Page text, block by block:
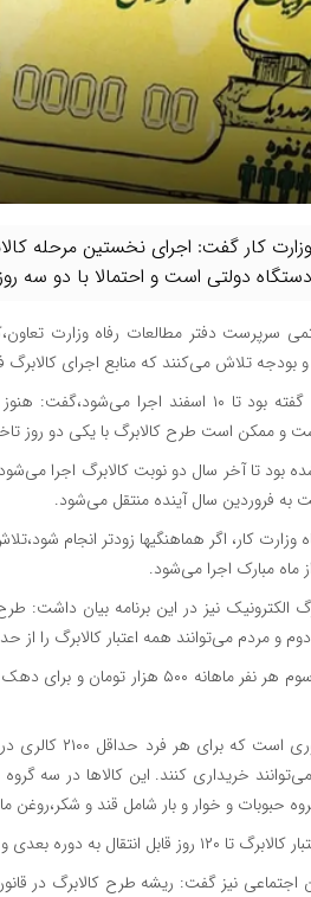
کار گفت: اجرای نخستین مرحله
دولتی است و احتمالا با دو سه
دفتر مطالعات رفاه وزارت
بودجه تلاش می‌کنند که منابع اجرای کالابرگ
وی در مورد این که قبلا وزیر رفاه گفته بود تا
و ممکن است طرح کالابرگ با یکی دو روز
بود تا آخر سال دو نوبت کالابرگ اجرا
به فروردین سال آینده منتقل می‌شود.
کار،‌ اگر هماهنگیها زودتر انجام
ماه مبارک اجرا می‌شود.
نیز در این برنامه بیان داشت: طرح
می‌توانند همه اعتبار کالابرگ را از حداقل ۳ قلم کالا خریداری
به گفته
۳ قلم کالا را می‌توانند خریداری کنند. این
و خوار و بار شامل قند و شکر،‌روغن
بعدی و قابل استفاده است.